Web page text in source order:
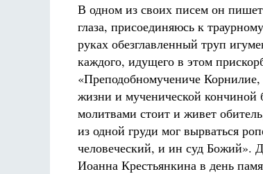
В одном из своих писем он
глаза, присоединяюсь к
руках обезглавленный труп
каждого, идущего в этом
«Преподобномучениче
жизни и мученической кончиной
молитвами стоит и живет
из одной груди мог вырваться
человеческий, и ин суд Божий».
Иоанна Крестьянкина в день